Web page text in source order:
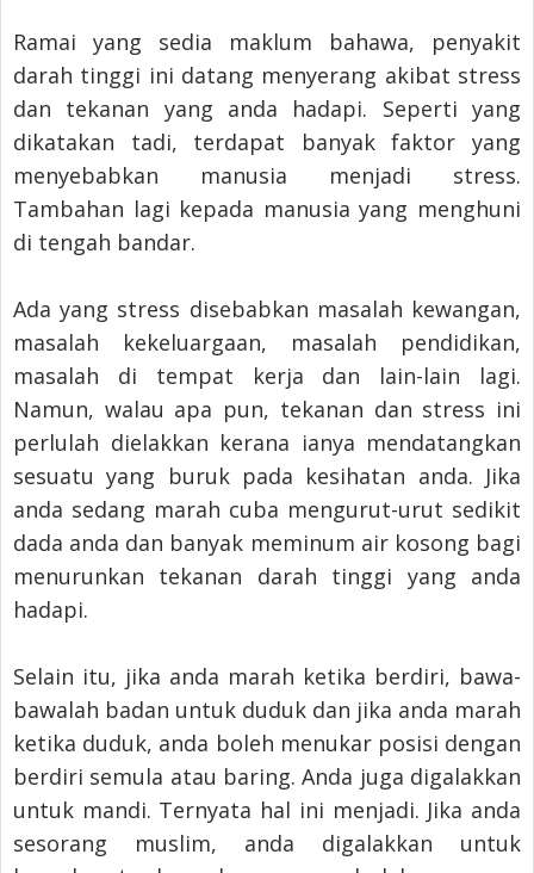
Ramai yang sedia maklum bahawa, penyakit
darah tinggi ini datang menyerang akibat stress
dan tekanan yang anda hadapi. Seperti yang
dikatakan tadi, terdapat banyak faktor yang
menyebabkan manusia menjadi stress.
Tambahan lagi kepada manusia yang menghuni
di tengah bandar.
Ada yang stress disebabkan masalah kewangan,
masalah kekeluargaan, masalah pendidikan,
masalah di tempat kerja dan lain-lain lagi.
Namun, walau apa pun, tekanan dan stress ini
perlulah dielakkan kerana ianya mendatangkan
sesuatu yang buruk pada kesihatan anda. Jika
anda sedang marah cuba mengurut-urut sedikit
dada anda dan banyak meminum air kosong bagi
menurunkan tekanan darah tinggi yang anda
hadapi.
Selain itu, jika anda marah ketika berdiri, bawa-
bawalah badan untuk duduk dan jika anda marah
ketika duduk, anda boleh menukar posisi dengan
berdiri semula atau baring. Anda juga digalakkan
untuk mandi. Ternyata hal ini menjadi. Jika anda
sesorang muslim, anda digalakkan untuk